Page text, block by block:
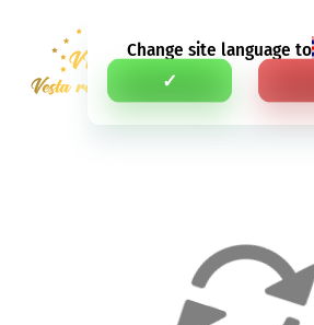
Change site language to
✓
SV